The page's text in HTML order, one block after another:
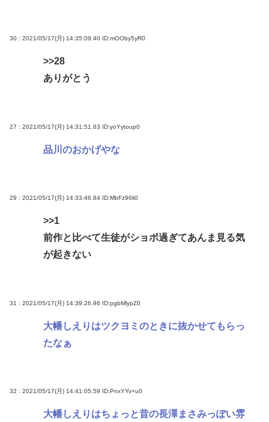
30 : 2021/05/17(月) 14:35:09.40 ID:mOOby5yR0
>>28
ありがとう
27 : 2021/05/17(月) 14:31:51.63 ID:yoYytoup0
品川のおかげやな
29 : 2021/05/17(月) 14:33:46.84 ID:MbFz96li0
>>1
前作と比べて生徒がショボ過ぎてあんま見る気
が起きない
31 : 2021/05/17(月) 14:39:26.96 ID:pgbMlypZ0
大幡しえりはツクヨミのときに抜かせてもらっ
たなぁ
32 : 2021/05/17(月) 14:41:05.59 ID:PnxYYv+u0
大幡しえりはちょっと昔の長澤まさみっぽい雰